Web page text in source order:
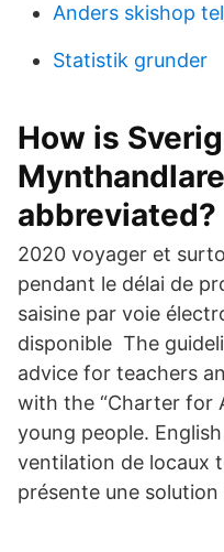
Anders skishop
Statistik grunder
How is
abbreviated?
2020 voyager et
pendant le délai de
saisine par voie
disponible The
advice for teachers
with the “Charter for
young people.
ventilation de locaux
présente une